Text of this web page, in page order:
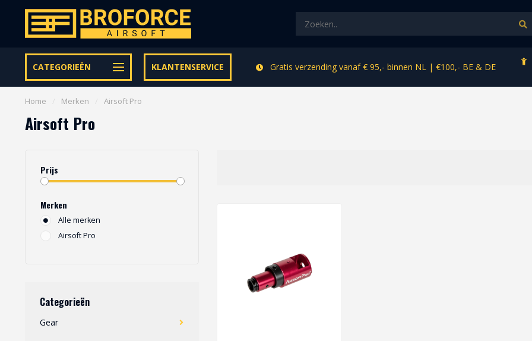
CATEGORIEËN KLANTENSERVICE
Let op onze speciale Facebook/Instagram aanbiedingen Gratis verzending vanaf € 95,- binnen NL | €100,- BE & DE
Home Merken Airsoft Pro
Airsoft Pro
Prijs
Merken
Alle merken
Airsoft Pro
Categorieën
Gear